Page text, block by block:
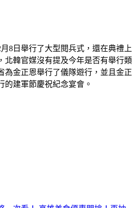
8日舉行了大型閱兵式，還在典禮上
北韓官媒沒有提及今年是否有舉行類
為金正恩舉行了儀隊遊行，並且金正
的建軍節慶祝紀念宴會。
一次看！ 高雄美食優惠開搶！再抽